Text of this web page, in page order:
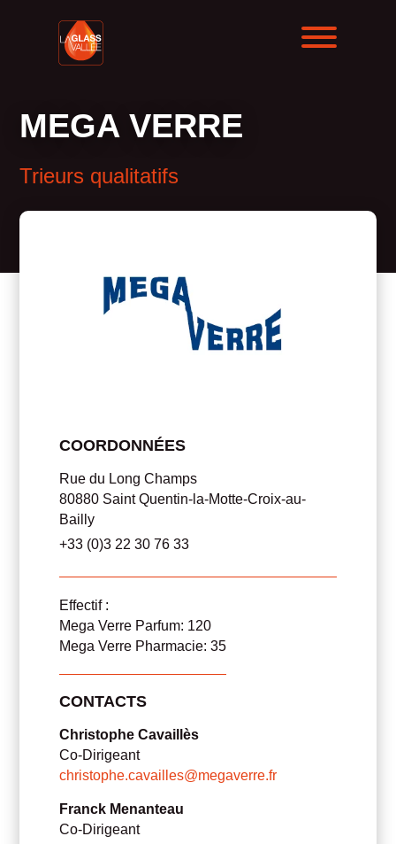
MEGA VERRE
Trieurs qualitatifs
COORDONNÉES
Rue du Long Champs
80880 Saint Quentin-la-Motte-Croix-au-
Bailly
+33 (0)3 22 30 76 33
Effectif :
Mega Verre Parfum: 120
Mega Verre Pharmacie: 35
CONTACTS
Christophe Cavaillès
Co-Dirigeant
christophe.cavailles@megaverre.fr
Franck Menanteau
Co-Dirigeant